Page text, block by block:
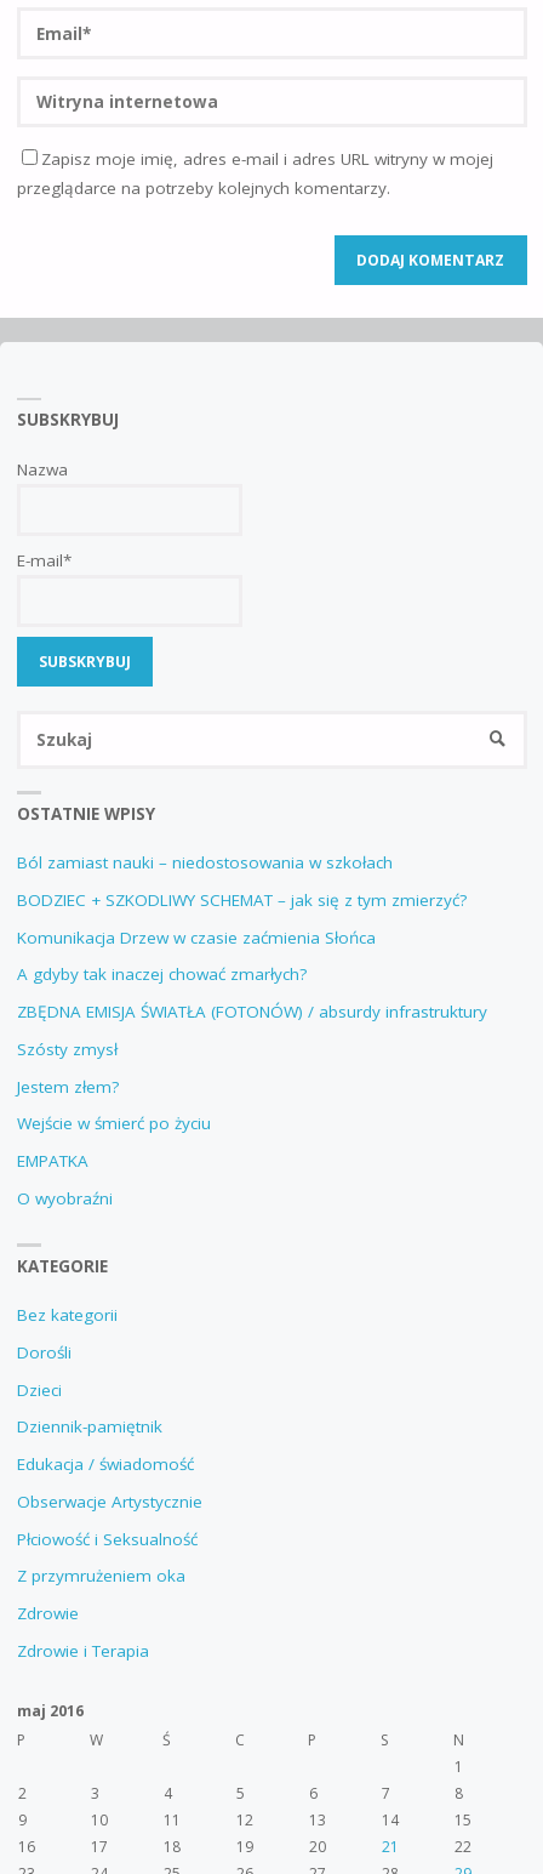
Zapisz moje imię, adres e-mail i adres URL witryny w mojej
przeglądarce na potrzeby kolejnych komentarzy.
SUBSKRYBUJ
Nazwa
E-mail*
OSTATNIE WPISY
Ból zamiast nauki – niedostosowania w szkołach
BODZIEC + SZKODLIWY SCHEMAT – jak się z tym zmierzyć?
Komunikacja Drzew w czasie zaćmienia Słońca
A gdyby tak inaczej chować zmarłych?
ZBĘDNA EMISJA ŚWIATŁA (FOTONÓW) / absurdy infrastruktury
Szósty zmysł
Jestem złem?
Wejście w śmierć po życiu
EMPATKA
O wyobraźni
KATEGORIE
Bez kategorii
Dorośli
Dzieci
Dziennik-pamiętnik
Edukacja / świadomość
Obserwacje Artystycznie
Płciowość i Seksualność
Z przymrużeniem oka
Zdrowie
Zdrowie i Terapia
maj 2016
P
W Ś C P S
N
1
2
3 4 5 6 7
8
9
10 11 12 13 14
15
16
17 18 19 20 21
22